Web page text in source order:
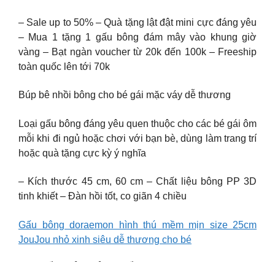
– Sale up to 50% – Quà tặng lật đật mini cực đáng yêu
– Mua 1 tặng 1 gấu bông đám mây vào khung giờ
vàng – Bạt ngàn voucher từ 20k đến 100k – Freeship
toàn quốc lên tới 70k
Búp bê nhồi bông cho bé gái mặc váy dễ thương
Loại gấu bông đáng yêu quen thuộc cho các bé gái ôm
mỗi khi đi ngủ hoặc chơi với bạn bè, dùng làm trang trí
hoặc quà tặng cực kỳ ý nghĩa
– Kích thước 45 cm, 60 cm – Chất liệu bông PP 3D
tinh khiết – Đàn hồi tốt, co giãn 4 chiều
Gấu bông doraemon hình thú mềm mịn size 25cm
JouJou nhỏ xinh siêu dễ thương cho bé